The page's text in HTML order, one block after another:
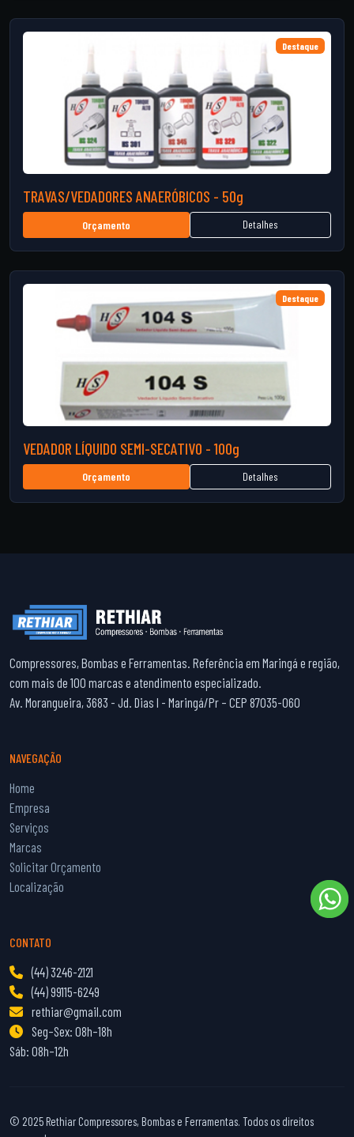
Destaque
TRAVAS/VEDADORES ANAERÓBICOS - 50g
Orçamento Detalhes
Destaque
VEDADOR LÍQUIDO SEMI-SECATIVO - 100g
Orçamento Detalhes
Compressores, Bombas e Ferramentas. Referência em Maringá e região,
com mais de 100 marcas e atendimento especializado.
Av. Morangueira, 3683 - Jd. Dias I - Maringá/Pr – CEP 87035-060
NAVEGAÇÃO
Home
Empresa
Serviços
Marcas
Solicitar Orçamento
Localização
CONTATO
(44) 3246-2121
(44) 99115-6249
rethiar@gmail.com
Seg–Sex: 08h–18h
Sáb: 08h–12h
© 2025 Rethiar Compressores, Bombas e Ferramentas. Todos os direitos